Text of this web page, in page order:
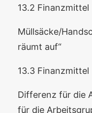
13.2 Finanzmittel
Müllsäcke/
räumt auf“
13.3 Finanzmittel
Differenz für die
für die